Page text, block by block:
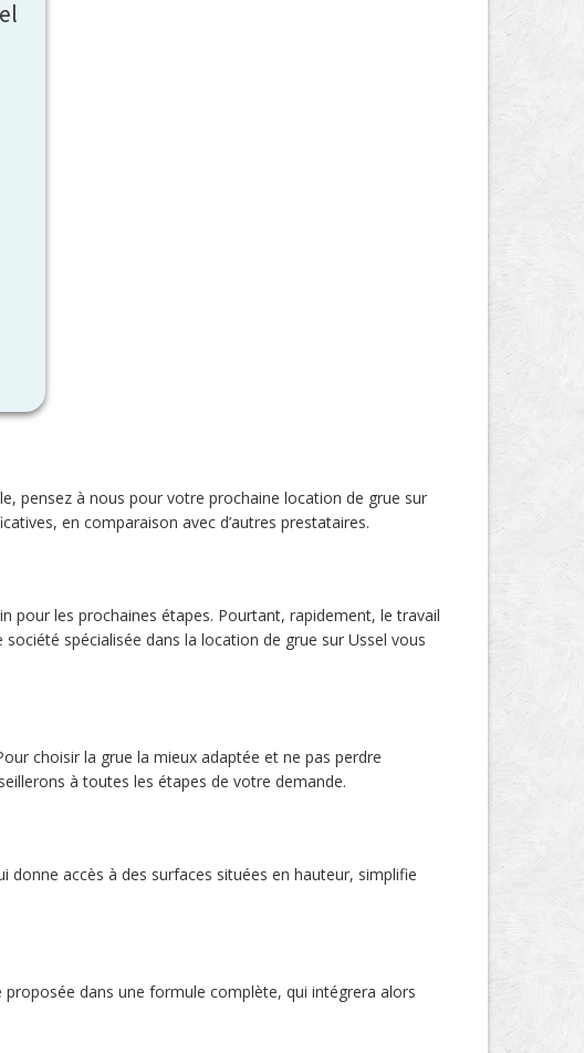
pensez à nous pour votre prochaine location de grue sur
en comparaison avec d’autres prestataires.
pour les prochaines étapes. Pourtant, rapidement, le travail
spécialisée dans la location de grue sur Ussel vous
choisir la grue la mieux adaptée et ne pas perdre
à toutes les étapes de votre demande.
donne accès à des surfaces situées en hauteur, simplifie
dans une formule complète, qui intégrera alors